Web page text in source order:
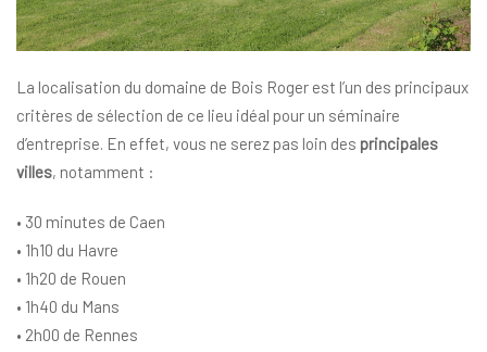
La localisation du domaine de Bois Roger est l’un des principaux
critères de sélection de ce lieu idéal pour un séminaire
d’entreprise. En effet, vous ne serez pas loin des principales
villes, notamment :
• 30 minutes de Caen
• 1h10 du Havre
• 1h20 de Rouen
• 1h40 du Mans
• 2h00 de Rennes